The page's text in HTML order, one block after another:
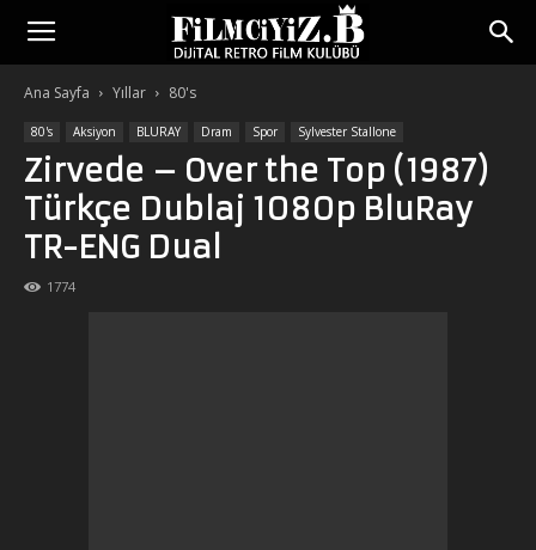
Ana Sayfa Yıllar 80's
80's Aksiyon BLURAY Dram Spor Sylvester Stallone
Zirvede – Over the Top (1987)
Türkçe Dublaj 1080p BluRay
TR-ENG Dual
1774